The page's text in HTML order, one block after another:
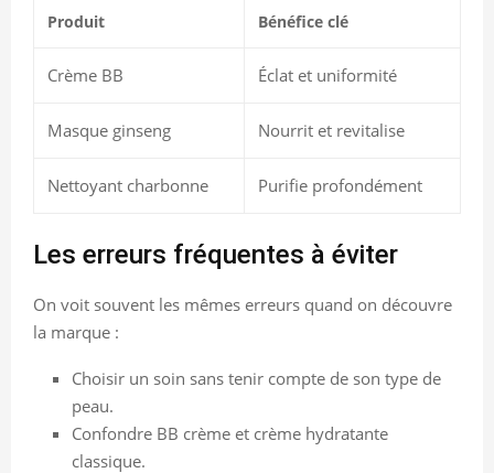
Produit Bénéfice clé
Crème BB Éclat et uniformité
Masque ginseng Nourrit et revitalise
Nettoyant charbonne Purifie profondément
Les erreurs fréquentes à éviter
On voit souvent les mêmes erreurs quand on découvre
la marque :
Choisir un soin sans tenir compte de son type de
peau.
Confondre BB crème et crème hydratante
classique.